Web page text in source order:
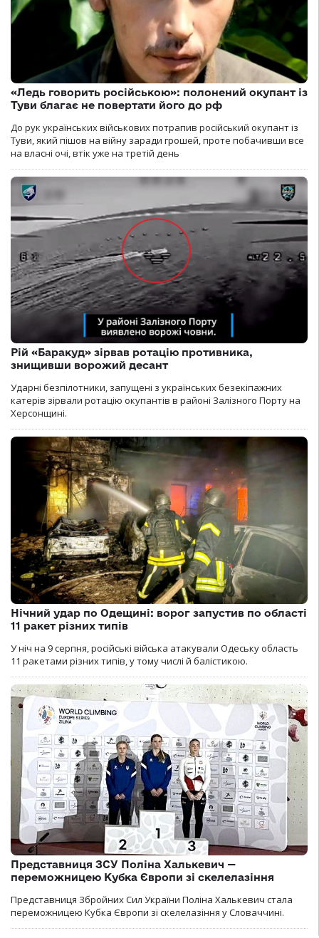
«Ледь говорить російською»: полонений окупант із
Туви благає не повертати його до рф
До рук українських військових потрапив російський окупант із
Туви, який пішов на війну заради грошей, проте побачивши все
на власні очі, втік уже на третій день
Рій «Баракуд» зірвав ротацію противника,
знищивши ворожий десант
Ударні безпілотники, запущені з українських безекіпажних
катерів зірвали ротацію окупантів в районі Залізного Порту на
Херсонщині.
Нічний удар по Одещині: ворог запустив по області
11 ракет різних типів
У ніч на 9 серпня, російські війська атакували Одеську область
11 ракетами різних типів, у тому числі й балістикою.
Представниця ЗСУ Поліна Халькевич —
переможницею Кубка Європи зі скелелазіння
Представниця Збройних Сил України Поліна Халькевич стала
переможницею Кубка Європи зі скелелазіння у Словаччині.